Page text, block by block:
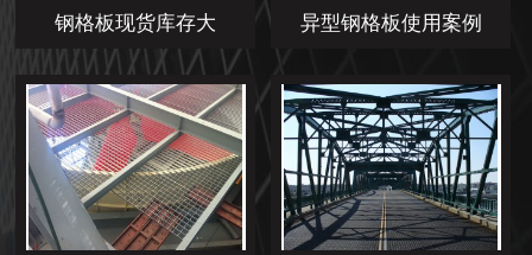
钢格板现货库存大 异型钢格板使用案例